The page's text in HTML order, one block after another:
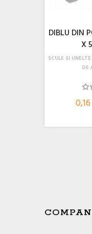
DIBLU DIN
X
SCULE SI UNELTE
DE